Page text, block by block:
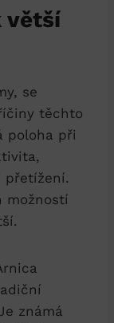
větší
se
těchto
poloha při
přetížení.
možností
známá